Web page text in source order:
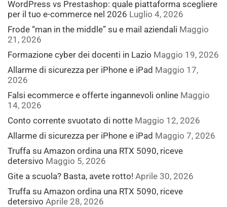
WordPress vs Prestashop: quale piattaforma scegliere
per il tuo e-commerce nel 2026 Luglio 4, 2026
Frode “man in the middle” su e mail aziendali Maggio
21, 2026
Formazione cyber dei docenti in Lazio Maggio 19, 2026
Allarme di sicurezza per iPhone e iPad Maggio 17,
2026
Falsi ecommerce e offerte ingannevoli online Maggio
14, 2026
Conto corrente svuotato di notte Maggio 12, 2026
Allarme di sicurezza per iPhone e iPad Maggio 7, 2026
Truffa su Amazon ordina una RTX 5090, riceve
detersivo Maggio 5, 2026
Gite a scuola? Basta, avete rotto! Aprile 30, 2026
Truffa su Amazon ordina una RTX 5090, riceve
detersivo Aprile 28, 2026